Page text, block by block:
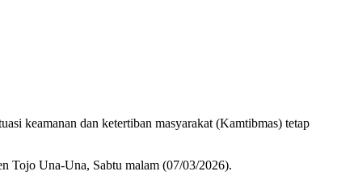
keamanan dan ketertiban masyarakat (Kamtibmas) tetap
Tojo Una-Una, Sabtu malam (07/03/2026).